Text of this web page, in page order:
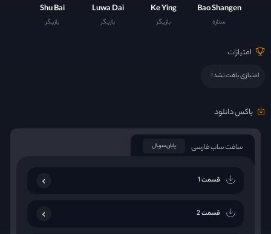
Bao Shangen
ستاره
Ke Ying
بازیگر
Luwa Dai
بازیگر
Shu Bai
بازیگر
امتیازات
امتیازی یافت نشد !
باکس دانلود
سافت ساب فارسی پایان سریال
قسمت 1
قسمت 2